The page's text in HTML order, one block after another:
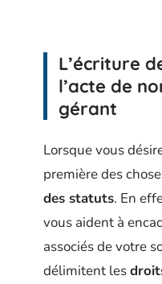
L’écriture
l’acte de
gérant
Lorsque vous
première des
des statuts. En
vous aident à
associés de votre
délimitent les